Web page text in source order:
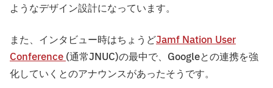
ようなデザイン設計になっています。
また、インタビュー時はちょうどJamf Nation User
Conference(通常JNUC)の最中で、Googleとの連携を強
化していくとのアナウンスがあったそうです。